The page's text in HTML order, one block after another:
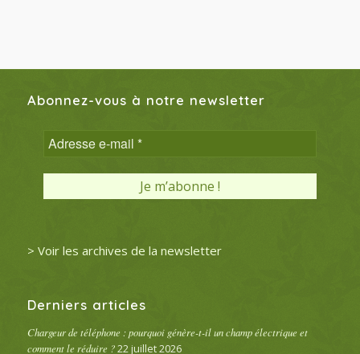
Abonnez-vous à notre newsletter
> Voir les archives de la newsletter
Derniers articles
Chargeur de téléphone : pourquoi génère-t-il un champ électrique et
comment le réduire ? 22 juillet 2026